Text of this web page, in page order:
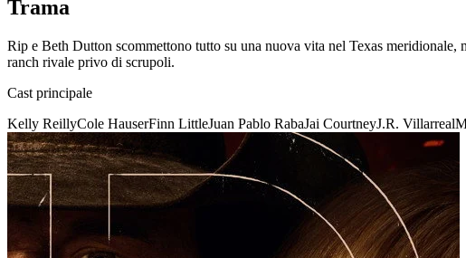
Trama
Rip e Beth Dutton scommettono tutto su una nuova vita nel Texas
ranch rivale privo di scrupoli.
Cast principale
Kelly ReillyCole HauserFinn LittleJuan Pablo RabaJai CourtneyJ.R. Villarreal